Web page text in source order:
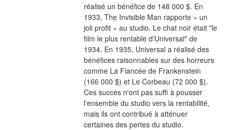
réalisé un bénéfice de 148 000 $. En
1933, The Invisible Man rapporte « un
joli profit » au studio. Le chat noir était "le
film le plus rentable d'Universal" de
1934. En 1935, Universal a réalisé des
bénéfices raisonnables sur des horreurs
comme La Fiancée de Frankenstein
(166 000 $) et Le Corbeau (72 000 $).
Ces succès n'ont pas suffi à pousser
l'ensemble du studio vers la rentabilité,
mais ils ont contribué à atténuer
certaines des pertes du studio.